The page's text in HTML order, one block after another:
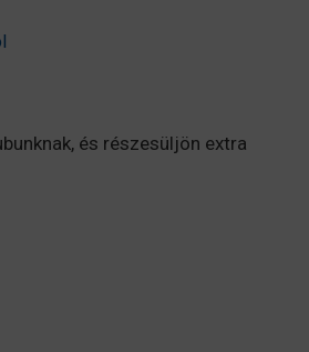
és részesüljön extra